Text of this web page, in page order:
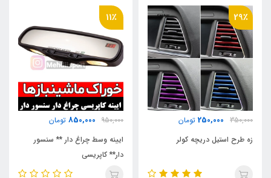
29٪
350,000
250,000 تومان
زه طرح استیل دریچه کولر
11٪
950,000
850,000 تومان
ایینه وسط چراغ دار ** سنسور
دار** کاپریسی